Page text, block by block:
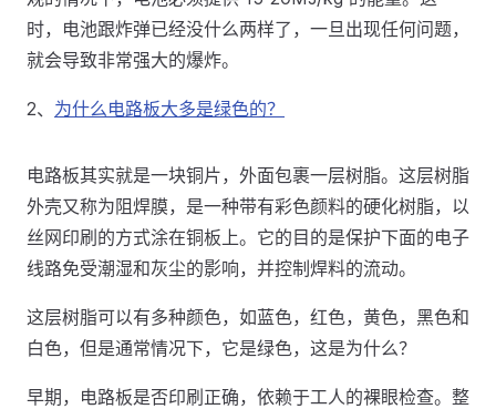
时，电池跟炸弹已经没什么两样了，一旦出现任何问题，
就会导致非常强大的爆炸。
2、 为什么电路板大多是绿色的？
电路板其实就是一块铜片，外面包裹一层树脂。这层树脂
外壳又称为阻焊膜，是一种带有彩色颜料的硬化树脂，以
丝网印刷的方式涂在铜板上。它的目的是保护下面的电子
线路免受潮湿和灰尘的影响，并控制焊料的流动。
这层树脂可以有多种颜色，如蓝色，红色，黄色，黑色和
白色，但是通常情况下，它是绿色，这是为什么？
早期，电路板是否印刷正确，依赖于工人的裸眼检查。整